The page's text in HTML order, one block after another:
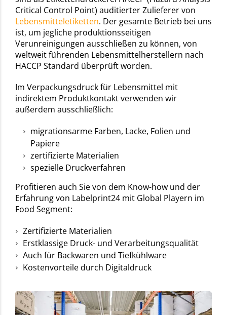
Critical Control Point) auditierter Zulieferer von
Lebensmitteletiketten. Der gesamte Betrieb bei uns
ist, um jegliche produktionsseitigen
Verunreinigungen ausschließen zu können, von
weltweit führenden Lebensmittelherstellern nach
HACCP Standard überprüft worden.
Im Verpackungsdruck für Lebensmittel mit
indirektem Produktkontakt verwenden wir
außerdem ausschließlich:
migrationsarme Farben, Lacke, Folien und
Papiere
zertifizierte Materialien
spezielle Druckverfahren
Profitieren auch Sie von dem Know-how und der
Erfahrung von Labelprint24 mit Global Playern im
Food Segment:
Zertifizierte Materialien
Erstklassige Druck- und Verarbeitungsqualität
Auch für Backwaren und Tiefkühlware
Kostenvorteile durch Digitaldruck